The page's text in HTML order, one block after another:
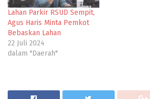
Lahan Parkir RSUD Sempit,
Agus Haris Minta Pemkot
Bebaskan Lahan
22 Juli 2024
dalam "Daerah"